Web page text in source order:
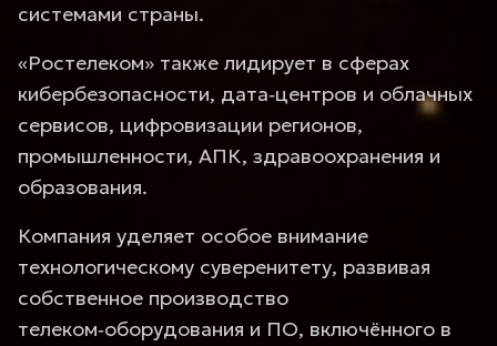
системами страны.
«Ростелеком» также лидирует в сферах
кибербезопасности, дата‑центров и облачных
сервисов, цифровизации регионов,
промышленности, АПК, здравоохранения и
образования.
Компания уделяет особое внимание
технологическому суверенитету, развивая
собственное производство
телеком‑оборудования и ПО, включённого в